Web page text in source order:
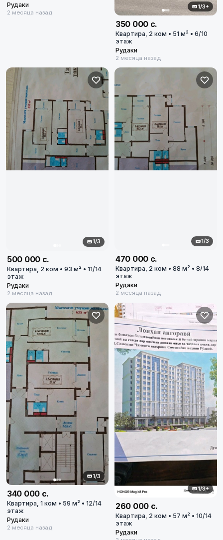
Рудаки
2 месяца назад
1/3+
350 000 с.
Квартира, 2 ком • 51 м² • 6/10
этаж
Рудаки
2 месяца назад
1/3
500 000 с.
Квартира, 2 ком • 93 м² • 11/14
этаж
Рудаки
2 месяца назад
1/3
470 000 с.
Квартира, 2 ком • 88 м² • 8/14
этаж
Рудаки
2 месяца назад
1/3
340 000 с.
Квартира, 1 ком • 59 м² • 12/14
этаж
Рудаки
2 месяца назад
1/3+
260 000 с.
Квартира, 2 ком • 57 м² • 10/14
этаж
Рудаки